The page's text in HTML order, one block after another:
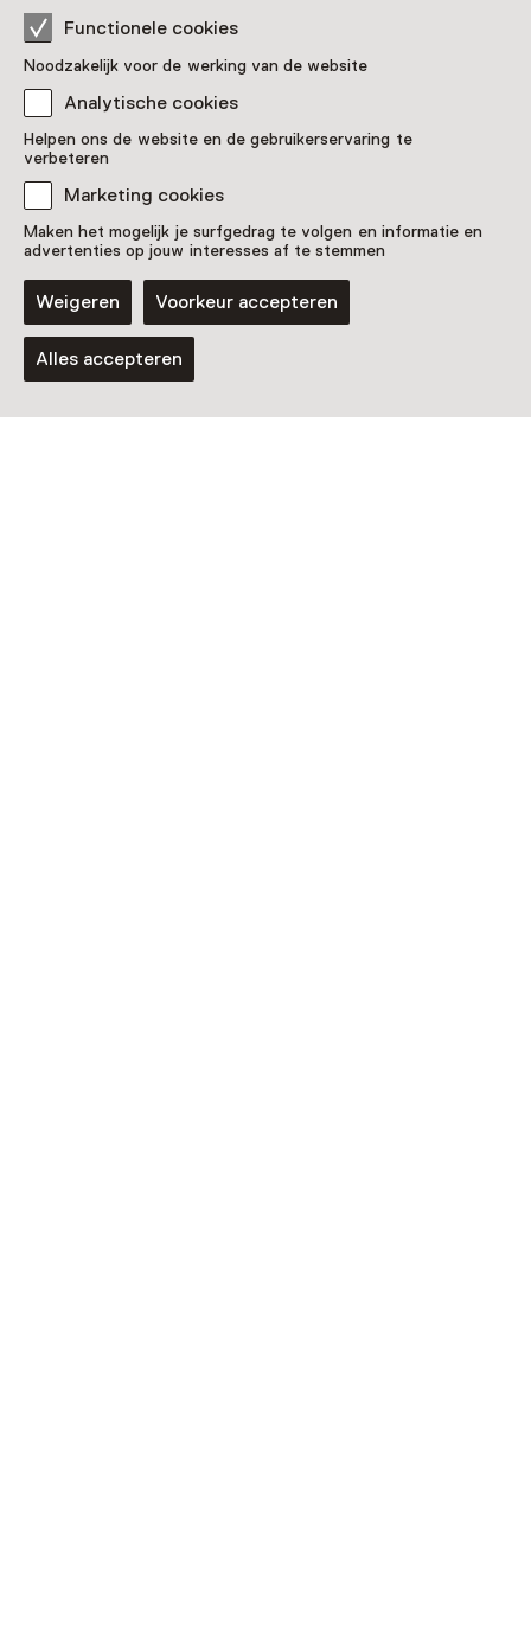
Functionele cookies
Noodzakelijk voor de werking van de website
Analytische cookies
Helpen ons de website en de gebruikerservaring te
verbeteren
Marketing cookies
Maken het mogelijk je surfgedrag te volgen en informatie en
advertenties op jouw interesses af te stemmen
Weigeren Voorkeur accepteren
Alles accepteren